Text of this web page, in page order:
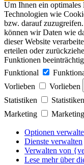
Um Ihnen ein
Technologien wie
bzw. darauf
können wir Daten wie
dieser Website
erteilen oder
Funktionen
Funktional
Vorlieben
Vorlieben
Statistiken
Statistiken
Marketing
Marketing
Optionen
Dienste verwalten
Verwalten von
Lese mehr über